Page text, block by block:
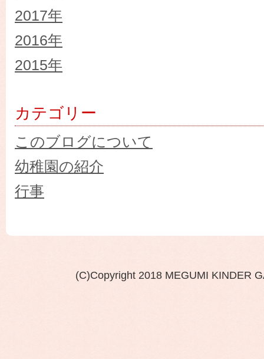
2017年
2016年
2015年
カテゴリー
このブログについて
幼稚園の紹介
行事
(C)Copyright 2018 MEGUMI KINDER